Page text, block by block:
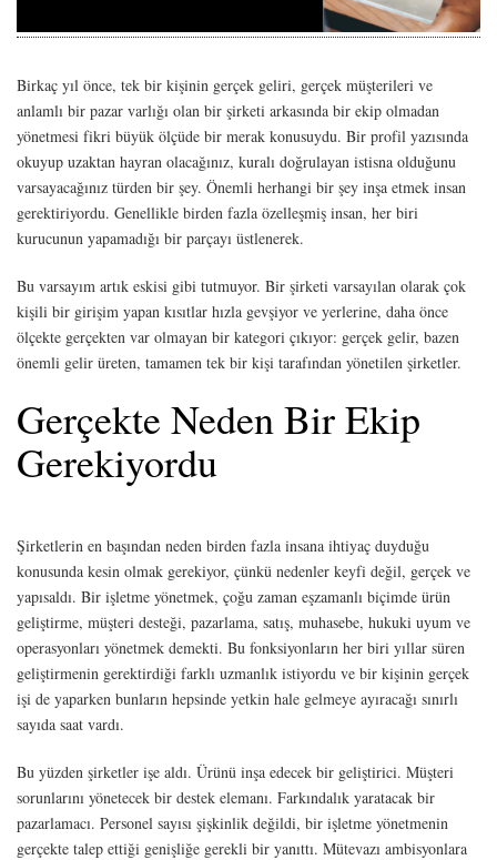
Birkaç yıl önce, tek bir kişinin gerçek geliri, gerçek müşterileri ve
anlamlı bir pazar varlığı olan bir şirketi arkasında bir ekip olmadan
yönetmesi fikri büyük ölçüde bir merak konusuydu. Bir profil yazısında
okuyup uzaktan hayran olacağınız, kuralı doğrulayan istisna olduğunu
varsayacağınız türden bir şey. Önemli herhangi bir şey inşa etmek insan
gerektiriyordu. Genellikle birden fazla özelleşmiş insan, her biri
kurucunun yapamadığı bir parçayı üstlenerek.
Bu varsayım artık eskisi gibi tutmuyor. Bir şirketi varsayılan olarak çok
kişili bir girişim yapan kısıtlar hızla gevşiyor ve yerlerine, daha önce
ölçekte gerçekten var olmayan bir kategori çıkıyor: gerçek gelir, bazen
önemli gelir üreten, tamamen tek bir kişi tarafından yönetilen şirketler.
Gerçekte Neden Bir Ekip
Gerekiyordu
Şirketlerin en başından neden birden fazla insana ihtiyaç duyduğu
konusunda kesin olmak gerekiyor, çünkü nedenler keyfi değil, gerçek ve
yapısaldı. Bir işletme yönetmek, çoğu zaman eşzamanlı biçimde ürün
geliştirme, müşteri desteği, pazarlama, satış, muhasebe, hukuki uyum ve
operasyonları yönetmek demekti. Bu fonksiyonların her biri yıllar süren
geliştirmenin gerektirdiği farklı uzmanlık istiyordu ve bir kişinin gerçek
işi de yaparken bunların hepsinde yetkin hale gelmeye ayıracağı sınırlı
sayıda saat vardı.
Bu yüzden şirketler işe aldı. Ürünü inşa edecek bir geliştirici. Müşteri
sorunlarını yönetecek bir destek elemanı. Farkındalık yaratacak bir
pazarlamacı. Personel sayısı şişkinlik değildi, bir işletme yönetmenin
gerçekte talep ettiği genişliğe gerekli bir yanıttı. Mütevazı ambisyonlara